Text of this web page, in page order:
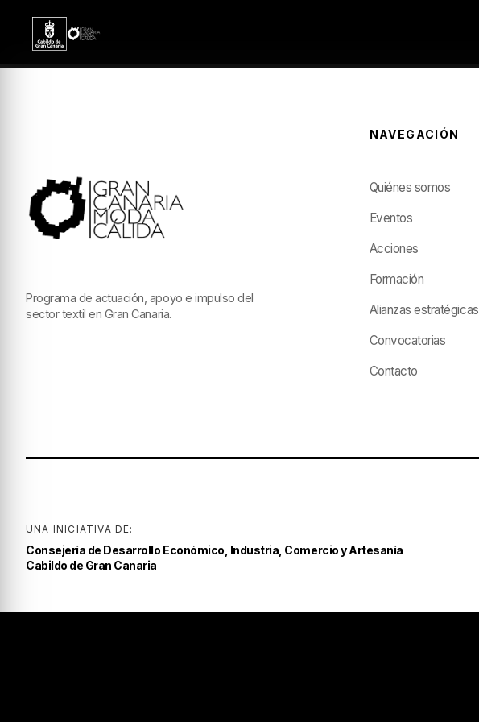
Programa de actuación, apoyo e impulso del
sector textil en Gran Canaria.
NAVEGACIÓN
Quiénes somos
Eventos
Acciones
Formación
Alianzas estratégicas
Convocatorias
Contacto
UNA INICIATIVA DE:
Consejería de Desarrollo Económico, Industria, Comercio y Artesanía
Cabildo de Gran Canaria